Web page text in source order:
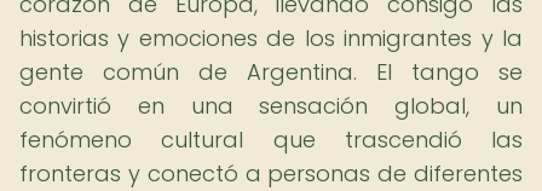
historias y emociones de los inmigrantes y la
gente común de Argentina. El tango se
convirtió en una sensación global, un
fenómeno cultural que trascendió las
fronteras y conectó a personas de diferentes